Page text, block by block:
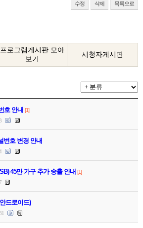
수정 삭제 목록으로
프로그램게시판 모아
보기
시청자게시판
호 안내 [1]
번호 변경 안내
45만 가구 추가 송출 안내 [1]
드로이드)